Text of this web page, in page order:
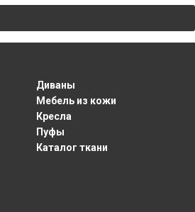
Диваны
Мебель из кожи
Кресла
Пуфы
Каталог ткани